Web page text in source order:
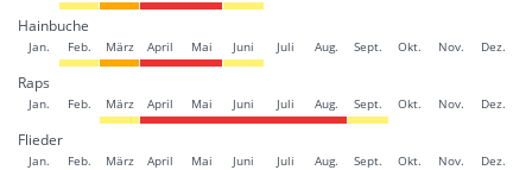
Hainbuche
Jan. Feb. März April Mai Juni Juli Aug. Sept. Okt. Nov. Dez.
Raps
Jan. Feb. März April Mai Juni Juli Aug. Sept. Okt. Nov. Dez.
Flieder
Jan. Feb. März April Mai Juni Juli Aug. Sept. Okt. Nov. Dez.